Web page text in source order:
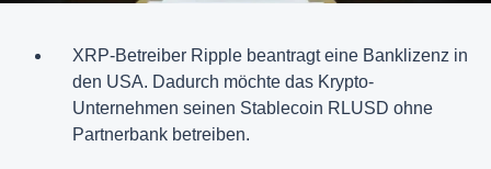
XRP-Betreiber Ripple beantragt eine Banklizenz in
den USA. Dadurch möchte das Krypto-
Unternehmen seinen Stablecoin RLUSD ohne
Partnerbank betreiben.